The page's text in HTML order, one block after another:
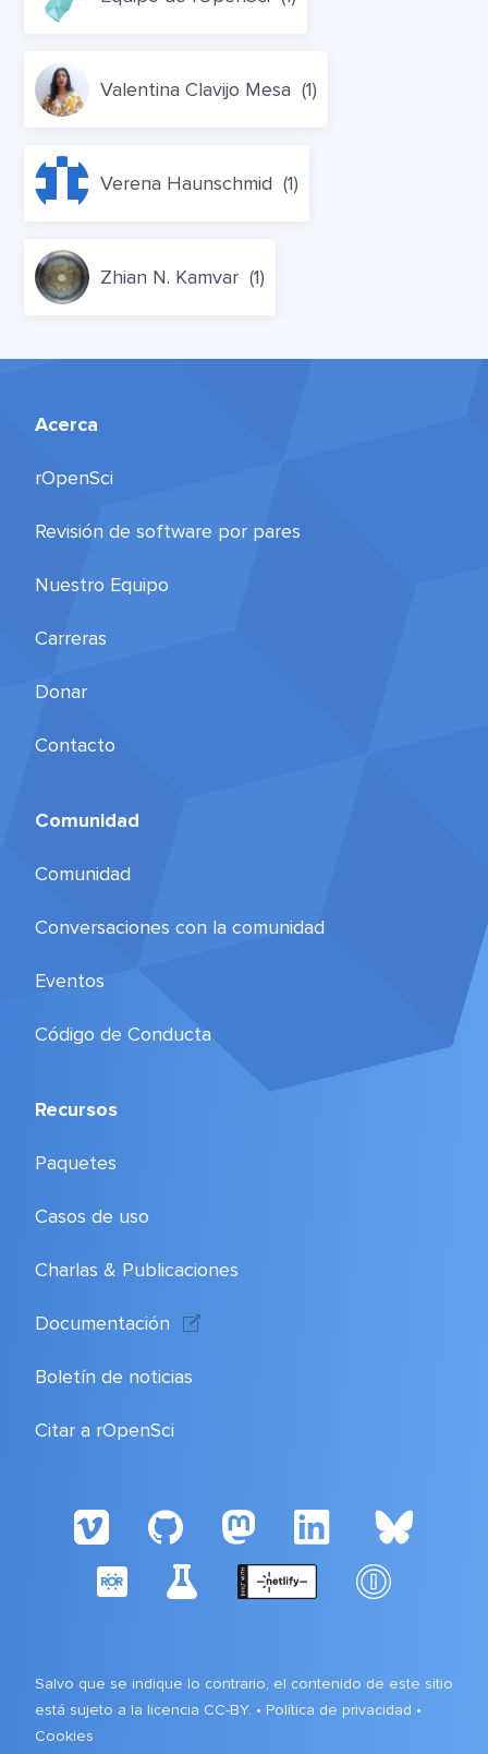
Valentina Clavijo Mesa (1)
Verena Haunschmid (1)
Zhian N. Kamvar (1)
Acerca
rOpenSci
Revisión de software por pares
Nuestro Equipo
Carreras
Donar
Contacto
Comunidad
Comunidad
Conversaciones con la comunidad
Eventos
Código de Conducta
Recursos
Paquetes
Casos de uso
Charlas & Publicaciones
Documentación
Boletín de noticias
Citar a rOpenSci
Salvo que se indique lo contrario, el contenido de este sitio
está sujeto a la licencia CC-BY. • Política de privacidad •
Cookies